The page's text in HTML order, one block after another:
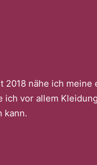
nähe ich
vor allem
kann.